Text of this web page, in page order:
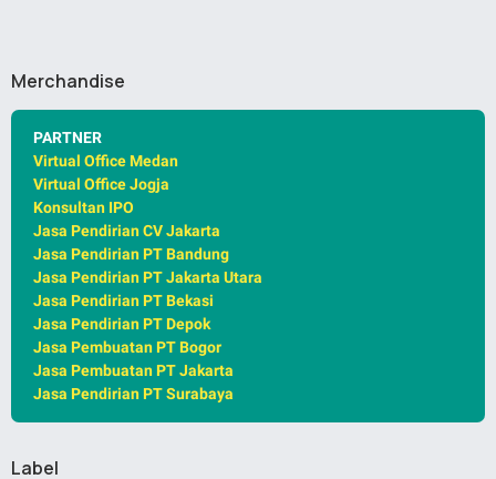
Merchandise
PARTNER
Virtual Office Medan
Virtual Office Jogja
Konsultan IPO
Jasa Pendirian CV Jakarta
Jasa Pendirian PT Bandung
Jasa Pendirian PT Jakarta Utara
Jasa Pendirian PT Bekasi
Jasa Pendirian PT Depok
Jasa Pembuatan PT Bogor
Jasa Pembuatan PT Jakarta
Jasa Pendirian PT Surabaya
Label